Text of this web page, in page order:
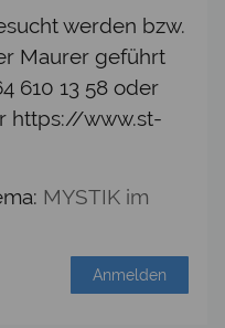
werden bzw.
Maurer geführt
610 13 58 oder
https://www.st-
MYSTIK im
Anmelden